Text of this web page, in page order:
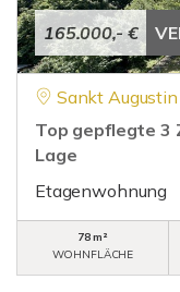
165.000,- €
Sankt Augustin
Top gepflegte 3
Lage
Etagenwohnung
78 m²
WOHNFLÄCHE